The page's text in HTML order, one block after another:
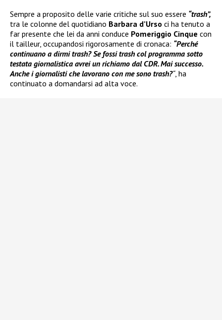
Sempre a proposito delle varie critiche sul suo essere “trash”,
tra le colonne del quotidiano Barbara d’Urso ci ha tenuto a
far presente che lei da anni conduce Pomeriggio Cinque con
il tailleur, occupandosi rigorosamente di cronaca: “Perché
continuano a dirmi trash? Se fossi trash col programma sotto
testata giornalistica avrei un richiamo dal CDR. Mai successo.
Anche i giornalisti che lavorano con me sono trash?“, ha
continuato a domandarsi ad alta voce.